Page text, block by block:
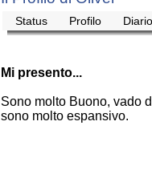
Status Profilo Diario
Mi presento...
Sono molto Buono, vado
sono molto espansivo.